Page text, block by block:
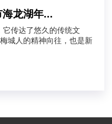
龙湖年...
传达了悠久的传统文
城人的精神向往，也是新